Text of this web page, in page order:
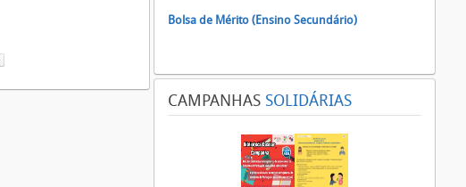
Bolsa de Mérito (Ensino Secundário)
CAMPANHAS SOLIDÁRIAS